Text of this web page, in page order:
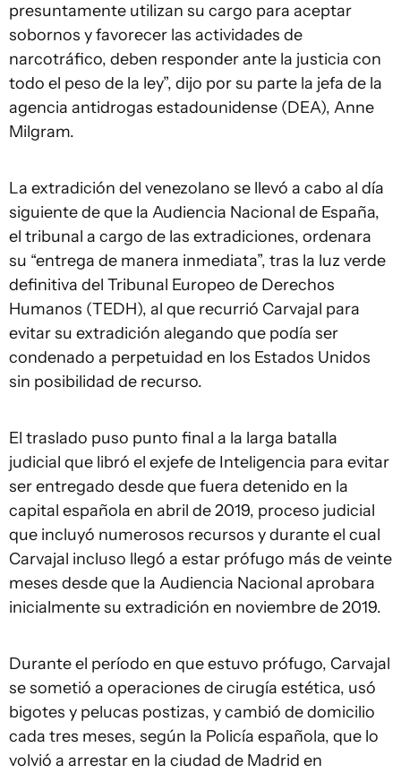
presuntamente utilizan su cargo para aceptar
sobornos y favorecer las actividades de
narcotráfico, deben responder ante la justicia con
todo el peso de la ley”, dijo por su parte la jefa de la
agencia antidrogas estadounidense (DEA), Anne
Milgram.
La extradición del venezolano se llevó a cabo al día
siguiente de que la Audiencia Nacional de España,
el tribunal a cargo de las extradiciones, ordenara
su “entrega de manera inmediata”, tras la luz verde
definitiva del Tribunal Europeo de Derechos
Humanos (TEDH), al que recurrió Carvajal para
evitar su extradición alegando que podía ser
condenado a perpetuidad en los Estados Unidos
sin posibilidad de recurso.
El traslado puso punto final a la larga batalla
judicial que libró el exjefe de Inteligencia para evitar
ser entregado desde que fuera detenido en la
capital española en abril de 2019, proceso judicial
que incluyó numerosos recursos y durante el cual
Carvajal incluso llegó a estar prófugo más de veinte
meses desde que la Audiencia Nacional aprobara
inicialmente su extradición en noviembre de 2019.
Durante el período en que estuvo prófugo, Carvajal
se sometió a operaciones de cirugía estética, usó
bigotes y pelucas postizas, y cambió de domicilio
cada tres meses, según la Policía española, que lo
volvió a arrestar en la ciudad de Madrid en